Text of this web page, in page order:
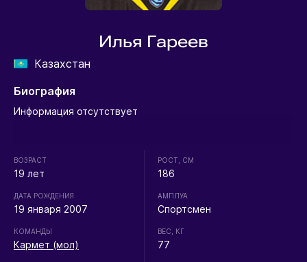
Илья Гареев
Казахстан
Биография
Информация отсутствует
ВОЗРАСТ
19 лет
ДАТА РОЖДЕНИЯ
19 января 2007
КОМАНДЫ
Кармет (мол)
РОСТ, СМ
186
АМПЛУА
Спортсмен
ВЕС, КГ
77